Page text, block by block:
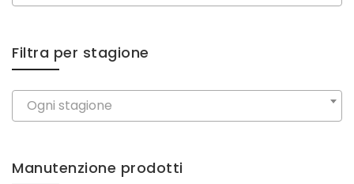
Filtra per stagione
Ogni stagione
Manutenzione prodotti